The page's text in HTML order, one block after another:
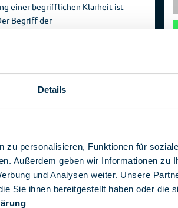
Details
zu personalisieren, Funktionen für
Außerdem geben wir Informationen zu
und Analysen weiter. Unsere
Sie ihnen bereitgestellt haben oder die
Reise­
einer begrifflichen Klarheit ist
Begriff der
die rechtsstaatliche Ordnung ist,
es mehrere. Der Einfluss der
so die Einschätzung des
der auf Social Media wiederholt
der den Nationalsozialismus
verstoßen.
die Neue Rechte
verfassungsfeindlich, der